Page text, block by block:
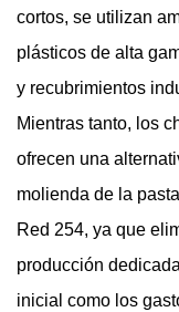
cortos, se utilizan
plásticos de alta
y recubrimientos
Mientras tanto, los
ofrecen una
molienda de la
Red 254, ya que
producción
inicial como los